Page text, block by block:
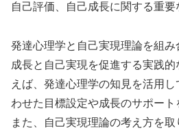
自己評価、自己成長に関する重要
発達心理学と自己実現理論を組
成長と自己実現を促進する実践
えば、発達心理学の知見を活用
わせた目標設定や成長のサポート
また、自己実現理論の考え方を